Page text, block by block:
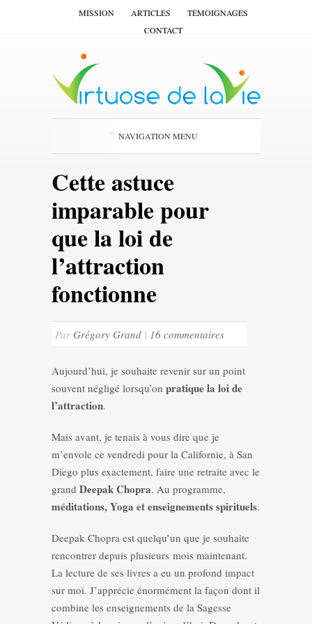
MISSION ARTICLES
TÉMOIGNAGES
CONTACT
NAVIGATION MENU
Cette astuce
imparable pour
que la loi de
l’attraction
fonctionne
Par Grégory Grand | 16 commentaires
Aujourd’hui, je souhaite revenir sur un point
souvent négligé lorsqu’on pratique la loi de
l’attraction.
Mais avant, je tenais à vous dire que je
m’envole ce vendredi pour la Californie, à San
Diego plus exactement, faire une retraite avec le
grand Deepak Chopra. Au programme,
méditations, Yoga et enseignements spirituels.
Deepak Chopra est quelqu’un que je souhaite
rencontrer depuis plusieurs mois maintenant.
La lecture de ses livres a eu un profond impact
sur moi. J’apprécie énormément la façon dont il
combine les enseignements de la Sagesse